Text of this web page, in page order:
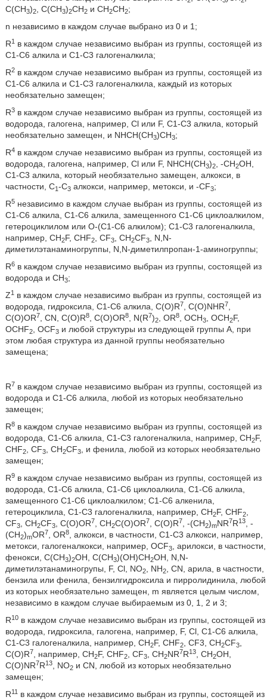
С(СН3)2, С(СН3)2СН2и СН2СН2;
n независимо в каждом случае выбрано из 0 и 1;
R1в каждом случае независимо выбран из группы, состоящей из
С1-С6 алкила и С1-С3 галогеналкила;
R2в каждом случае независимо выбран из группы, состоящей из
С1-С6 алкила и С1-С3 галогеналкила, каждый из которых
необязательно замещен;
R3в каждом случае независимо выбран из группы, состоящей из
водорода, галогена, например, Cl или F, С1-С3 алкила, который
необязательно замещен, и NHCH(CH3)CH3;
R4в каждом случае независимо выбран из группы, состоящей из
водорода, галогена, например, Cl или F, NHCH(CH3)2, -СН2ОН,
С1-С3 алкила, который необязательно замещен, алкокси, в
частности, С1-С3алкокси, например, метокси, и -CF3;
R5независимо в каждом случае выбран из группы, состоящей из
С1-С6 алкила, С1-С6 алкила, замещенного С1-С6 циклоалкилом,
гетероциклилом или O-(С1-С6 алкилом); С1-С3 галогеналкила,
например, CH2F, CHF2, CF3, CH2CF3, N,N-
диметилэтанаминогруппы, N,N-диметилпропан-1-аминогруппы;
R6в каждом случае независимо выбран из группы, состоящей из
водорода и СН3;
Z1в каждом случае независимо выбран из группы, состоящей из
водорода, гидроксила, С1-С6 алкила, C(O)R7 , C(O)NHR7
C(O)OR7 , CN, C(O)R8, C(O)OR8, N(R7)2, OR8, OCH3, OCH2F,
OCHF2, OCF3и любой структуры из следующей группы А, при
этом любая структура из данной группы необязательно
замещена;
R7 в каждом случае независимо выбран из группы, состоящей из
водорода и С1-С6 алкила, любой из которых необязательно
замещен;
R8в каждом случае независимо выбран из группы, состоящей из
водорода, С1-С6 алкила, С1-С3 галогеналкила, например, CH2F,
CHF2, CF3, CH2CF3, и фенила, любой из которых необязательно
замещен;
R9в каждом случае независимо выбран из группы, состоящей из
водорода, С1-С6 алкила, С1-С6 циклоалкила, С1-С6 алкила,
замещенного С1-С6 циклоалкилом; С1-С6 алкенила,
гетероциклила, С1-С3 галогеналкила, например, CH2F, CHF2,
CF3, CH2CF3, C(O)OR7 , CH2C(O)OR7 , C(O)R7 , -(CH2)mNR7R13, -
(CH2)mOR7 , OR8, алкокси, в частности, C1-C3 алкокси, например,
метокси, галогеналкокси, например, OCF3, арилокси, в частности,
фенокси, С(СН3)2ОН, С(СН3)(ОН)СН2ОН, N,N-
диметилэтанаминогрупы, F, Cl, NO2, NH2, CN, арила, в частности,
бензила или фенила, бензилгидроксила и пирролидинила, любой
из которых необязательно замещен, m является целым числом,
независимо в каждом случае выбираемым из 0, 1, 2 и 3;
R10в каждом случае независимо выбран из группы, состоящей из
водорода, гидроксила, галогена, например, F, Cl, С1-С6 алкила,
С1-С3 галогеналкила, например, CH2F, CHF2, CF3, CH2CF3,
C(O)R7 , например, CH2F, CHF2, CF3, CH2NR7R13, CH2OH,
C(O)NR7R13, NO2и CN, любой из которых необязательно
замещен;
R11в каждом случае независимо выбран из группы, состоящей из